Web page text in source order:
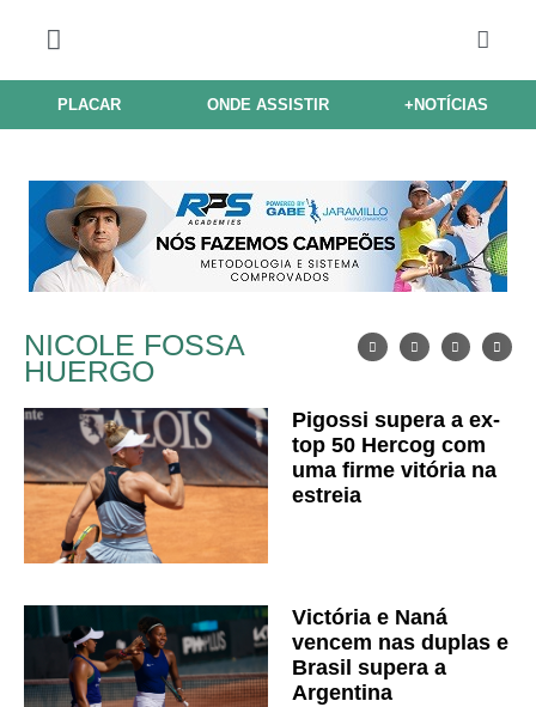
PLACAR ONDE ASSISTIR +NOTÍCIAS
NICOLE FOSSA
HUERGO
Pigossi supera a ex-
top 50 Hercog com
uma firme vitória na
estreia
Victória e Naná
vencem nas duplas e
Brasil supera a
Argentina